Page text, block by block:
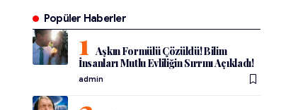
Popüler Haberler
Aşkın Formülü Çözüldü! Bilim
İnsanları Mutlu Evliliğin Sırrını Açıkladı!
admin